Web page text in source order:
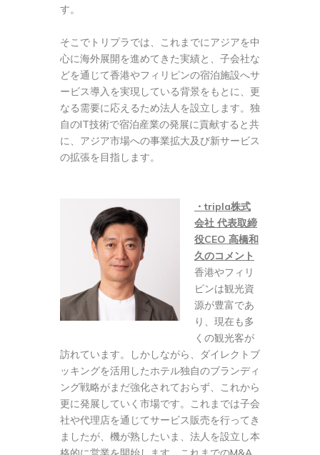
す。
そこでトリプラでは、これまでにアジアを中
心に海外展開を進めてきた実績と、子会社な
どを通じて香港やフィリピンの宿泊施設へサ
ービス導入を実現している背景をもとに、更
なる需要に応えるため法人を設立します。独
自のIT技術で宿泊産業の発展に貢献すると共
に、アジア市場への事業拡大及び新サービス
の拡張を目指します。
・tripla株式
会社 代表取締
役CEO 高橋和
久のコメント
香港やフィリ
ピンは観光資
源が豊富であ
り、現在も多
くの観光客が
訪れています。しかしながら、ダイレクトブ
ッキングを活用したホテル独自のブランディ
ング戦略がまだ強化されておらず、これから
更に発展していく市場です。これまでは子会
社や代理店を通じてサービス販売を行ってき
ましたが、機が熟したいま、法人を設立し本